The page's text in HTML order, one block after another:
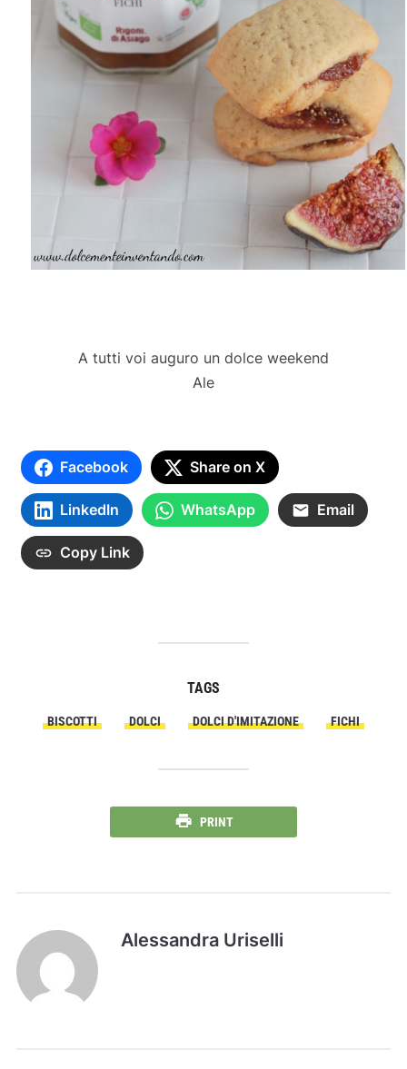
A tutti voi auguro un dolce weekend
Ale
Facebook Share on X
LinkedIn WhatsApp Email
Copy Link
TAGS
BISCOTTI DOLCI DOLCI D'IMITAZIONE FICHI
PRINT
Alessandra Uriselli